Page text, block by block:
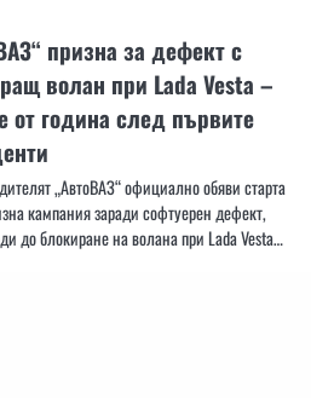
призна за дефект с
волан при Lada Vesta –
от година след първите
„АвтоВАЗ“ официално обяви старта
кампания заради софтуерен дефект,
до блокиране на волана при Lada Vesta…